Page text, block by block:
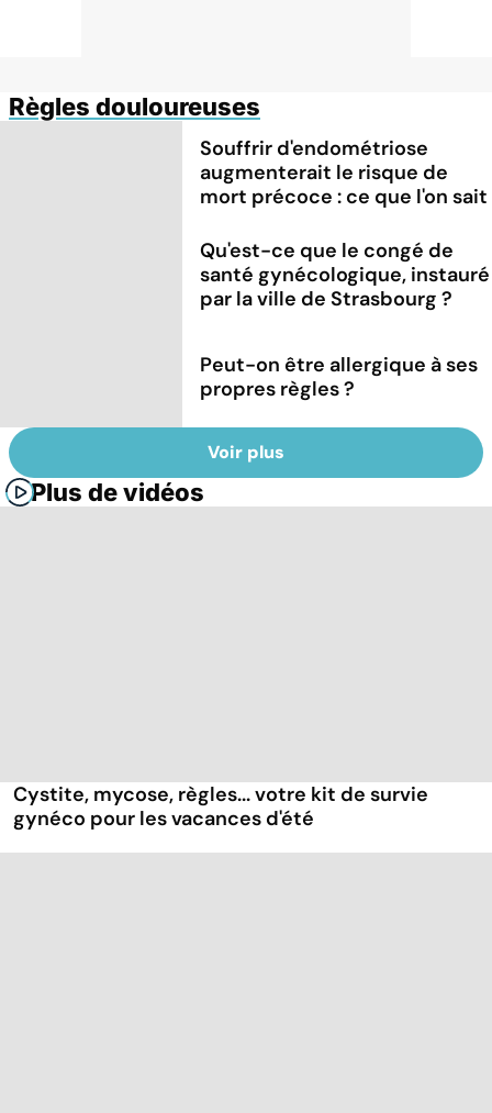
Règles douloureuses
Souffrir d'endométriose
augmenterait le risque de
mort précoce : ce que l'on sait
Qu'est-ce que le congé de
santé gynécologique, instauré
par la ville de Strasbourg ?
Peut-on être allergique à ses
propres règles ?
Voir plus
Plus de vidéos
Cystite, mycose, règles... votre kit de survie
gynéco pour les vacances d'été